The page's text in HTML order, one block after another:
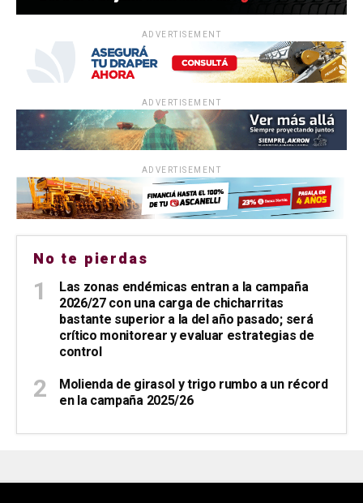
ADVERTISEMENT
ADVERTISEMENT
ADVERTISEMENT
No te pierdas
Las zonas endémicas entran a la campaña
2026/27 con una carga de chicharritas
bastante superior a la del año pasado; será
crítico monitorear y evaluar estrategias de
control
Molienda de girasol y trigo rumbo a un récord
en la campaña 2025/26